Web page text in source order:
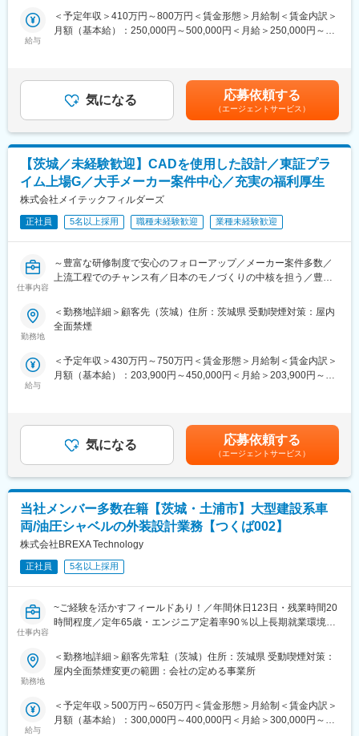
ん。
・また育児休業取得者も多く、複数回の育児休業を取得した者も
■当社について：
・20,000名以上の社員を抱える技術系のアウトソーシング業とし
てはトップクラスのエンジニア集団です。
・ITだけでなく機械／電気電子／建設と幅広い社員が所属してお
り、月に１度のエンジニアミーティング等で異業種交流の場もあ
る為、自身の分野だけでなく様々な情報を得る事ができます。将
来的にキャリアチェンジも可能です。
変更の範囲：会社の定める業務
・部品表作成
・図面作成
・各種検討
・資料作成
・現場対応等の業務
・中大型ホイールローダの生産工場移管に関連する設計業務
・量産維持設計業務
【環境】
大手電機メーカーには100名以上の弊社の社員が執務しておりま
す。
製品や機種・フェーズに合わせて約10名のチームでプロジェクト
【企業説明動画】
会社紹介：https://youtu.be/-VNYM-jRZFo
■魅力：
・配属予定のロボティクス事業部（顧客先）には弊社社員（ほぼ
メカ開発メンバー）が8名程度いますので、フォローが可能です。
・各種専門団体との連携（TOEIC(R)や技術関連の協会など）を主
軸に、研修センターを全国に設置。
・全国各拠点での教育研修実施環境を整備しており、入門から上
級まで、将来を見据えた技術習得を支援します。
・またWebでの学習コンテンツ（e-ラーニング、推奨資格の模擬
試験の提供）、各種研修（階層別）、語学学習コンテンツ、マネ
ジメント、ヒューマンスキル向上につながる内容もあります。
※社内承認を得た講座は全額会社負担！
・残業は全社平均で月20時間で、サービス残業は一切ありませ
多数在籍しています。
・20,000名以上の社員を抱える技術系のアウトソーシング業とし
てはトップクラスのエンジニア集団です。
る為、自身の分野だけでなく様々な情報を得る事ができます。将
来的にキャリアチェンジも可能です。
給与
＜予定年収＞410万円～800万円＜賃金形態＞月給制＜賃金内訳＞
月額（基本給）：250,000円～500,000円＜月給＞250,000円～
ます。■昇給：年1回（7月）■賞与：年2回 夏（6月）・冬（12
月）賃金はあくまでも目安の金額であり、選考を通じて上下する
可能性があります。月給(月額)は固定手当を含めた表記です。
気になる 応募依頼する
（エージェントサービス）
【茨城／未経験歓迎】CADを使用した設計／東証プラ
イム上場G／大手メーカー案件中心／充実の福利厚生
株式会社メイテックフィルダーズ
正社員 5名以上採用 職種未経験歓迎 業種未経験歓迎
仕事内容
～豊富な研修制度で安心のフォローアップ／メーカー案件多数／
上流工程でのチャンス有／日本のモノづくりの中核を担う／豊富
■働き方：
レックス制度も活用頂けますので一度ご相談下さい。
ならないレベルでの研修を受けることができます。ご入社後は1-2
か月程度研修がありますので、未経験の方でも安心してエンジニ
アとしてのキャリアをスタート頂くことが可能です。研修後、ご
本人のスキルや希望に応じて配属先を決定します。
■充実の福利厚生：
社宅制度や引っ越し手当、地域手当などエンジニアとしての仕事
に集中できるよう補助制度が充実しており、新たなチャレンジが
出来る環境を整えております。
ストマッチングシステム（BMS）という社内システムで管理して
おります。エンジニア社員は最低月1回当システムに自身のスキル
ジャーを交えて、その方にマッチングする仕事を決定するため、
なりたいエンジニアに近づける環境です。
当社は製造業(メーカー)とのお取引が中心となり、一次下請けや二
次下請けでなく、メーカーに常駐することがメインとなります。
勤務地
＜勤務地詳細＞顧客先（茨城）住所：茨城県 受動喫煙対策：屋内
全面禁煙
給与
＜予定年収＞430万円～750万円＜賃金形態＞月給制＜賃金内訳＞
月額（基本給）：203,900円～450,000円＜月給＞203,900円～
くまでも目安の金額であり、選考を通じて上下する可能性があり
ます。月給(月額)は固定手当を含めた表記です。
気になる 応募依頼する
（エージェントサービス）
当社メンバー多数在籍【茨城・土浦市】大型建設系車
両/油圧シャベルの外装設計業務【つくば002】
株式会社BREXA Technology
正社員 5名以上採用
仕事内容
~ご経験を活かすフィールドあり！／年間休日123日・残業時間20
時間程度／定年65歳・エンジニア定着率90％以上長期就業環境あ
■大型建設系車両の設計開発業務
・3DCADを使用し油圧シャベルをベースとした応用機の部品設計
・NXを使用したモデル作成業務
・組み立て立ち合いや試験立会い業務
勤務地
＜勤務地詳細＞顧客先常駐（茨城）住所：茨城県 受動喫煙対策：
屋内全面禁煙変更の範囲：会社の定める事業所
給与
＜予定年収＞500万円～650万円＜賃金形態＞月給制＜賃金内訳＞
月額（基本給）：300,000円～400,000円＜月給＞300,000円～